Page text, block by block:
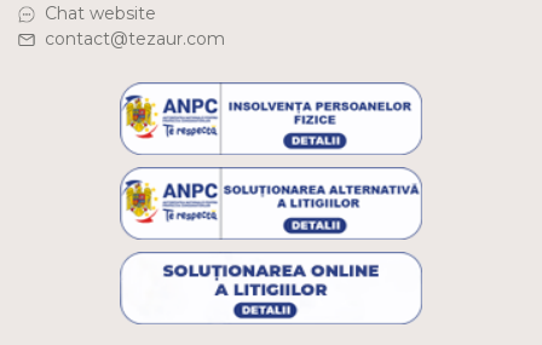
Chat website
contact@tezaur.com